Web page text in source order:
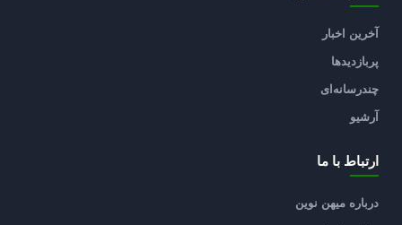
آخرین اخبار
پربازدیدها
چندرسانه‌ای
آرشیو
ارتباط با ما
درباره میهن نوین